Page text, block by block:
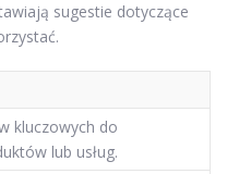
sugestie dotyczące
kluczowych do
lub usług.